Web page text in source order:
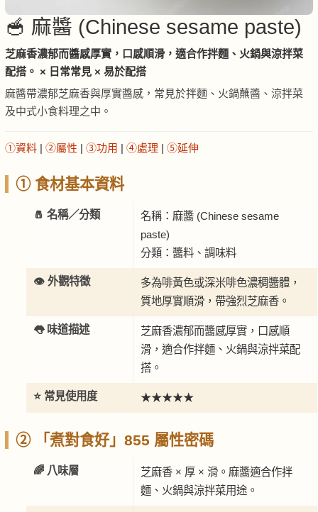
🥣 麻醬 (Chinese sesame paste)
芝麻香濃郁而醬感厚實，口感順滑，適合作拌麵、火鍋與涼拌菜
配搭。 × 日常常見 × 易於配搭
麻醬帶濃郁芝麻香與厚實醬感，常見於拌麵、火鍋蘸醬、涼拌菜
及中式小食料理之中。
①資料 | ②屬性 | ③功用 | ④處理 | ⑤延伸
① 食材基本資料
🧂 名稱／分類
名稱：麻醬 (Chinese sesame
paste)
分類：醬料、調味料
👁️ 外觀特徵
多為啡黃色或深米啡色濃稠醬體，
質地厚實順滑，帶強烈芝麻香。
👅 味道描述
芝麻香濃郁而醬感厚實，口感順
滑，適合作拌麵、火鍋與涼拌菜配
搭。
⭐ 常見使用度 ★★★★★
② 「煮對食好」855 屬性密碼
🌈 八味層
芝麻香 × 厚 × 滑。麻醬適合作拌
麵、火鍋與涼拌菜用途。